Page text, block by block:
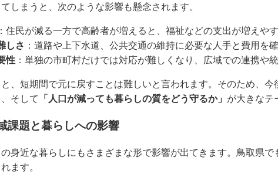
しまうと、次のような影響も懸念されます。
：住民が減る一方で高齢者が増えると、福祉などの支出が増えや
しさ ：道路や上下水道、公共交通の維持に必要な人手と費用を
性 ：単独の市町村だけでは対応が難しくなり、広域での連携や
、短期間で元に戻すことは難しいと言われます。そのため、今
、そして 「人口が減っても暮らしの質をどう守るか」 が大きなテ
課題と暮らしへの影響
身近な暮らしにもさまざまな形で影響が出てきます。鳥取県
ます。